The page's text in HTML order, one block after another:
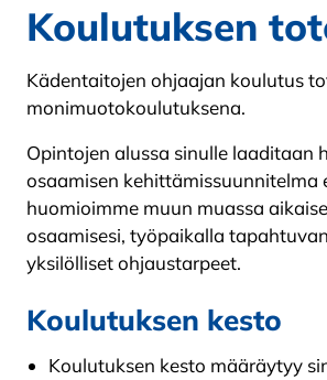
Koulutuksen
Kädentaitojen ohjaajan koulutus
monimuotokoulutuksena.
Opintojen alussa sinulle laaditaan
osaamisen kehittämissuunnitelma
huomioimme muun muassa
osaamisesi, työpaikalla
yksilöl­liset ohjaustarpeet.
Koulutuksen kesto
Koulutuksen kesto määräytyy